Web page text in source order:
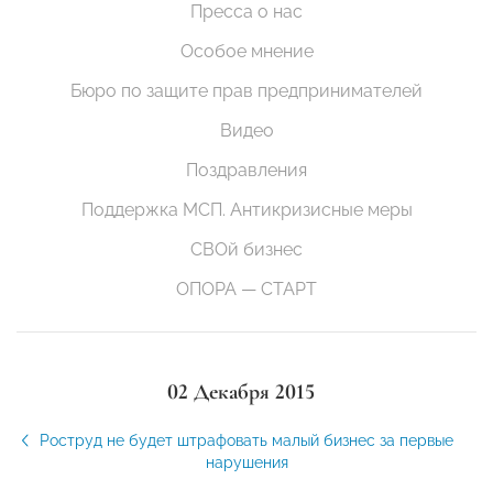
Пресса о нас
Особое мнение
Бюро по защите прав предпринимателей
Видео
Поздравления
Поддержка МСП. Антикризисные меры
СВОй бизнес
ОПОРА — СТАРТ
02 Декабря 2015
Роструд не будет штрафовать малый бизнес за первые
нарушения